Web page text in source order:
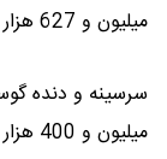
میلیون و 627 هزار تومان
میلیون و 400 هزار تومان